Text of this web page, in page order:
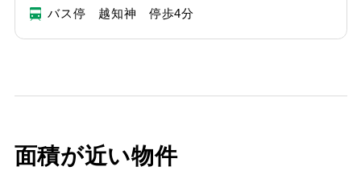
バス停 越知神 停歩4分
面積が近い物件